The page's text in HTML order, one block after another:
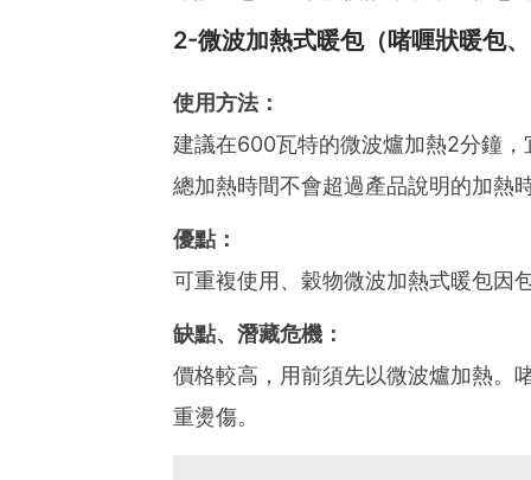
2-微波加熱式暖包（啫喱狀暖包
使用方法：
建議在600瓦特的微波爐加熱2分鐘
總加熱時間不會超過產品說明的加熱
優點：
可重複使用、穀物微波加熱式暖包因
缺點、潛藏危機：
價格較高，用前須先以微波爐加熱。
重燙傷。